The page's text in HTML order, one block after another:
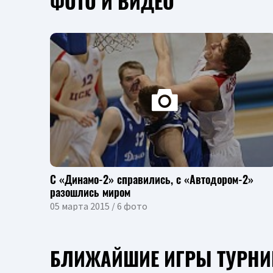
С «Динамо-2» справились, с «Автодором-2»
разошлись миром
05 марта 2015 / 6 фото
БЛИЖАЙШИЕ ИГРЫ